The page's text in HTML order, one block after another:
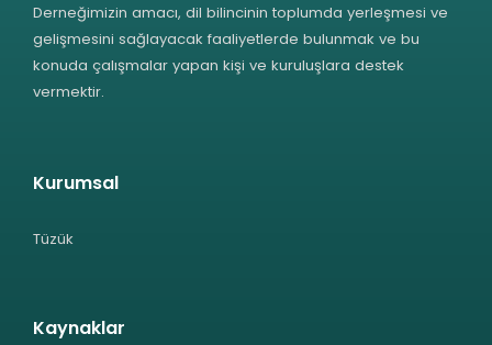
Derneğimizin amacı, dil bilincinin toplumda yerleşmesi ve
gelişmesini sağlayacak faaliyetlerde bulunmak ve bu
konuda çalışmalar yapan kişi ve kuruluşlara destek
vermektir.
Kurumsal
Tüzük
Kaynaklar